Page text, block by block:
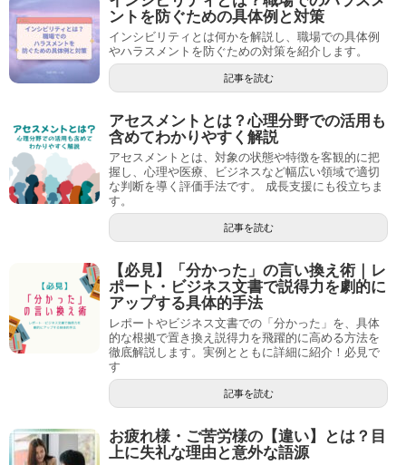
ントを防ぐための具体例と対策
インシビリティとは何かを解説し、職場での具体例
やハラスメントを防ぐための対策を紹介します。
記事を読む
アセスメントとは？心理分野での活用も
含めてわかりやすく解説
アセスメントとは、対象の状態や特徴を客観的に把
握し、心理や医療、ビジネスなど幅広い領域で適切
な判断を導く評価手法です。 成長支援にも役立ちま
す。
記事を読む
【必見】「分かった」の言い換え術｜レ
ポート・ビジネス文書で説得力を劇的に
アップする具体的手法
レポートやビジネス文書での「分かった」を、具体
的な根拠で置き換え説得力を飛躍的に高める方法を
徹底解説します。実例とともに詳細に紹介！必見で
す
記事を読む
お疲れ様・ご苦労様の【違い】とは？目
上に失礼な理由と意外な語源